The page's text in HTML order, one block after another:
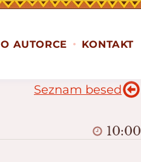
O AUTORCE KONTAKT
Seznam besed
10:00